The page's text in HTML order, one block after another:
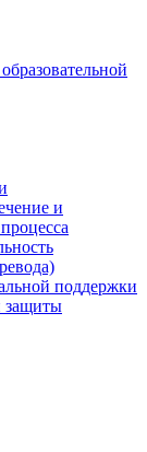
и
поддержки
защиты